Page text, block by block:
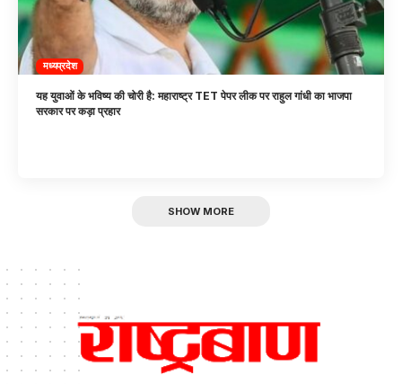
मध्यप्रदेश
यह युवाओं के भविष्य की चोरी है: महाराष्ट्र TET पेपर लीक पर राहुल गांधी का भाजपा
सरकार पर कड़ा प्रहार
SHOW MORE